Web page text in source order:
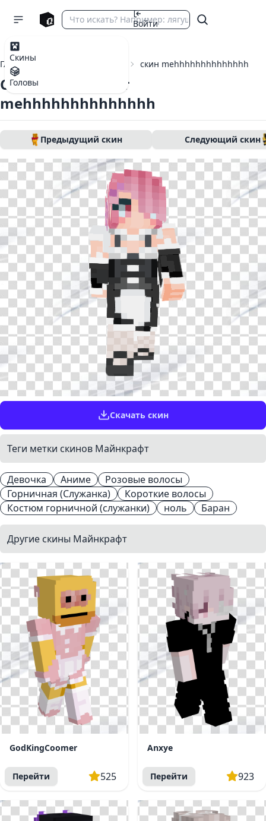
Скины
Головы
Войти
Главная скин mehhhhhhhhhhhhhh
Скин Майнкрафт
mehhhhhhhhhhhhhh
Предыдущий скин Следующий скин
Скачать скин
Теги метки скинов Майнкрафт
Девочка Аниме
Розовые волосы
Горничная (Служанка)
Короткие волосы
Костюм горничной (служанки)
ноль Баран
Другие скины Майнкрафт
GodKingCoomer
Перейти 525
Anxye
Перейти 923